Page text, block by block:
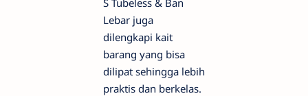
S Tubeless & Ban
Lebar juga
dilengkapi kait
barang yang bisa
dilipat sehingga lebih
praktis dan berkelas.